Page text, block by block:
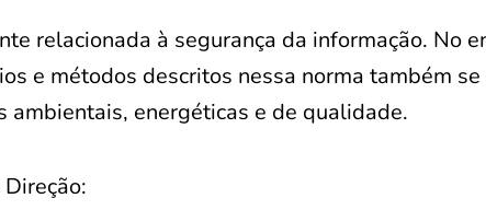
relacionada à segurança da informação. No
e métodos descritos nessa norma também se
ambientais, energéticas e de qualidade.